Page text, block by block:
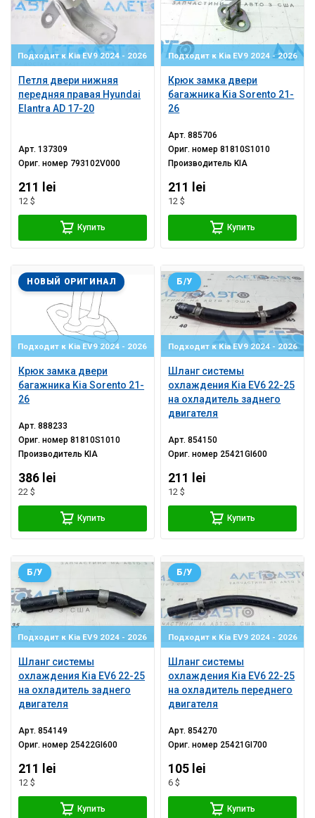
Подходит к Kia EV9 2024 - 2026
Петля двери нижняя
передняя правая Hyundai
Elantra AD 17-20
Арт.137309
Ориг. номер 793102V000
211 lei
12 $
Купить
Подходит к Kia EV9 2024 - 2026
Крюк замка двери
багажника Kia Sorento 21-
26
Арт.885706
Ориг. номер81810S1010
Производитель KIA
211 lei
12 $
Купить
Подходит к Kia EV9 2024 - 2026
Крюк замка двери
багажника Kia Sorento 21-
26
НОВЫЙ ОРИГИНАЛ
Арт.888233
Ориг. номер81810S1010
Производитель KIA
386 lei
22 $
Купить
Подходит к Kia EV9 2024 - 2026
Шланг системы
охлаждения Kia EV6 22-25
на охладитель заднего
двигателя
Б/У
Арт.854150
Ориг. номер 25421GI600
211 lei
12 $
Купить
Подходит к Kia EV9 2024 - 2026
Шланг системы
охлаждения Kia EV6 22-25
на охладитель заднего
двигателя
Б/У
Арт.854149
Ориг. номер 25422GI600
211 lei
12 $
Купить
Подходит к Kia EV9 2024 - 2026
Шланг системы
охлаждения Kia EV6 22-25
на охладитель переднего
двигателя
Б/У
Арт.854270
Ориг. номер 25421GI700
105 lei
6 $
Купить